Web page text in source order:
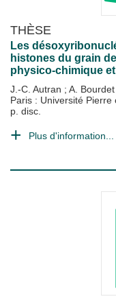
THÈSE
Les
histones du grain
physico-chimique
J.-C. Autran ; A. Bourdet
Paris : Université Pierre
p. disc.
Plus d'information...